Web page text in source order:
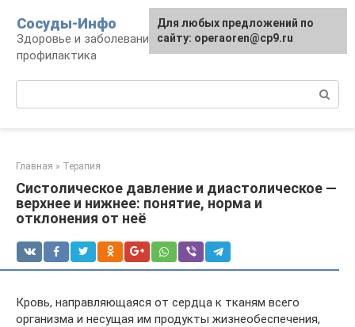
контенту
Сосуды-Инфо
Здоровье и заболевания сосудов и сердца,
профилактика
Главная » Терапия
Систолическое давление и диастолическое —
верхнее и нижнее: понятие, норма и
отклонения от неё
Кровь, направляющаяся от сердца к тканям всего
организма и несущая им продукты жизнеобеспечения,
Для любых предложений по
сайту: operaoren@cp9.ru